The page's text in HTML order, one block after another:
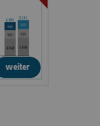
weiter